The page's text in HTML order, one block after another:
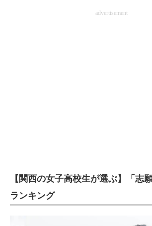
advertisement
【関西の女子高校生が選ぶ】「志
ランキング